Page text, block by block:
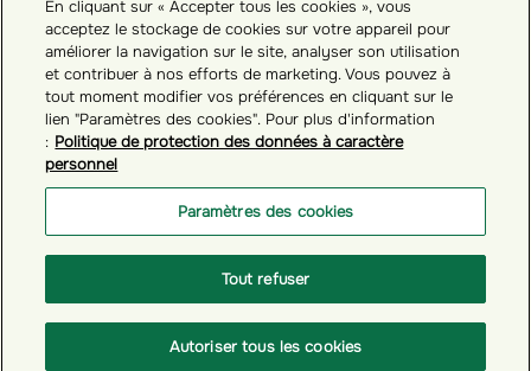
Tous nos fonds
Contact
Groupama ES
Paramètres des cookies
En cliquant sur « Accepter tous les cookies », vous
acceptez le stockage de cookies sur votre appareil pour
améliorer la navigation sur le site, analyser son utilisation
et contribuer à nos efforts de marketing. Vous pouvez à
tout moment modifier vos préférences en cliquant sur le
lien "Paramètres des cookies". Pour plus d'information
: Politique de protection des données à caractère
personnel
Paramètres des cookies
Tout refuser
Autoriser tous les cookies